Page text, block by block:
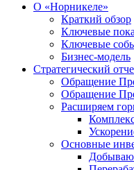
О «Норникеле»
Краткий обзор
Ключевые
Ключевые
Бизнес-модель
Стратегический
Обращение
Обращение
Расширяем
Основные